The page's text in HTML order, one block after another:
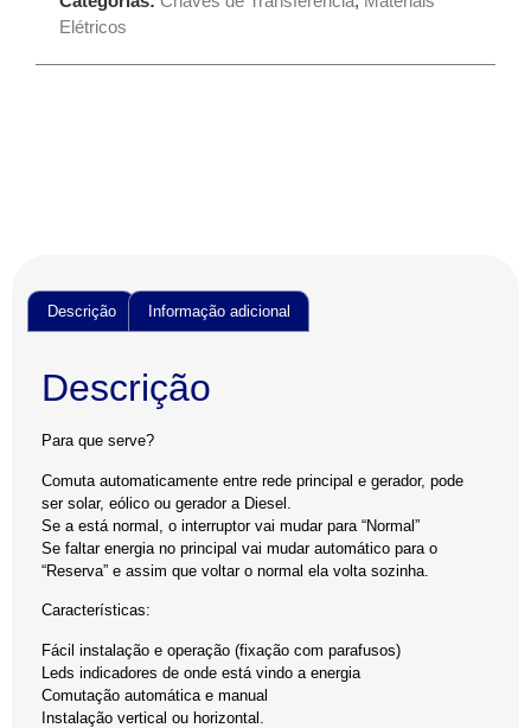
Elétricos
Descrição Informação adicional
Descrição
Para que serve?
Comuta automaticamente entre rede principal e gerador, pode
ser solar, eólico ou gerador a Diesel.
Se a está normal, o interruptor vai mudar para “Normal”
Se faltar energia no principal vai mudar automático para o
“Reserva” e assim que voltar o normal ela volta sozinha.
Características:
Fácil instalação e operação (fixação com parafusos)
Leds indicadores de onde está vindo a energia
Comutação automática e manual
Instalação vertical ou horizontal.